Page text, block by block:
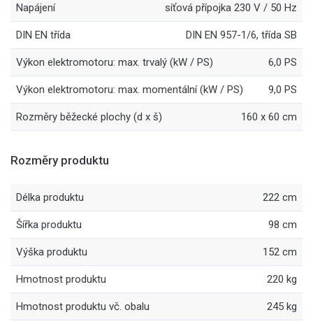
Napájení síťová přípojka 230 V / 50 Hz
DIN EN třída DIN EN 957-1/6, třída SB
Výkon elektromotoru: max. trvalý (kW / PS) 6,0 PS
Výkon elektromotoru: max. momentální (kW / PS) 9,0 PS
Rozměry běžecké plochy (d x š) 160 x 60 cm
Rozměry produktu
Délka produktu 222 cm
Šířka produktu 98 cm
Výška produktu 152 cm
Hmotnost produktu 220 kg
Hmotnost produktu vč. obalu 245 kg